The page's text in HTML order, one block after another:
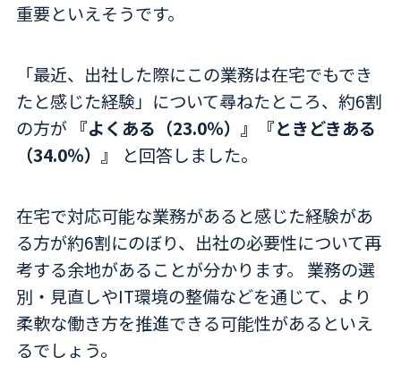
重要といえそうです。
「最近、出社した際にこの業務は在宅でもでき
たと感じた経験」について尋ねたところ、約6割
の方が 『よくある（23.0％）』『ときどきある
（34.0％）』
と回答しました。
在宅で対応可能な業務があると感じた経験があ
る方が約6割にのぼり、出社の必要性について再
考する余地があることが分かります。 業務の選
別・見直しやIT環境の整備などを通じて、より
柔軟な働き方を推進できる可能性があるといえ
るでしょう。